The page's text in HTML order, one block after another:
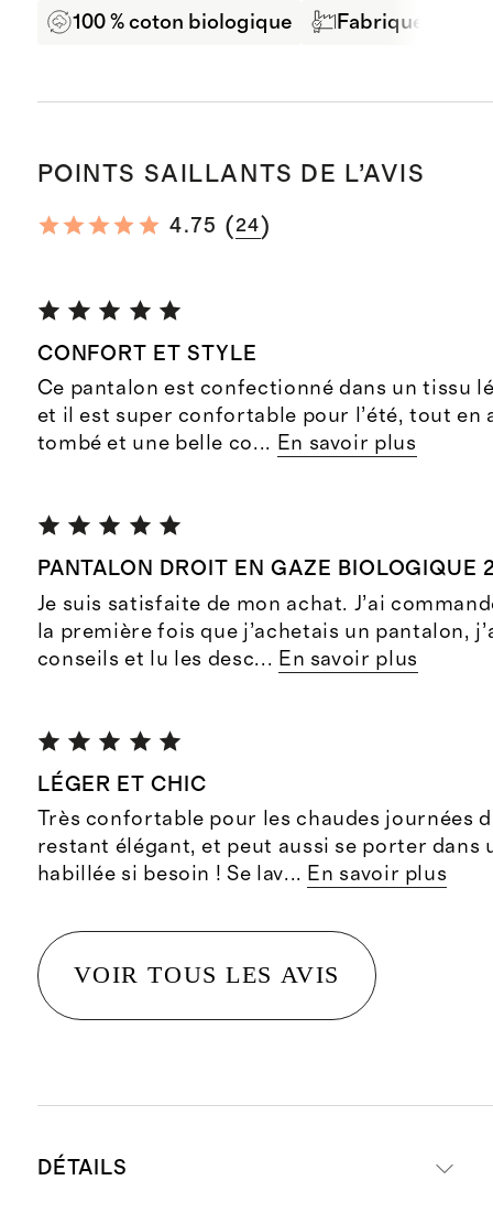
100 % coton biologique Fabriqué dans
POINTS SAILLANTS DE L’AVIS
4.75 ( 24)
CONFORT ET STYLE
Ce pantalon est confectionné dans un tissu
et il est super confortable pour l’été, tout en
tombé et une belle co... En savoir plus
PANTALON DROIT EN GAZE BIOLOGIQUE
Je suis satisfaite de mon achat. J’ai
la première fois que j’achetais un pantalon,
conseils et lu les desc... En savoir plus
LÉGER ET CHIC
Très confortable pour les chaudes journées
restant élégant, et peut aussi se porter dans
habillée si besoin ! Se lav... En savoir plus
VOIR TOUS LES AVIS
DÉTAILS